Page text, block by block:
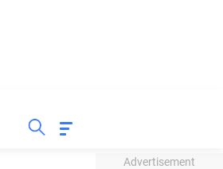
Advertisement
INSPIRASI BISNIS